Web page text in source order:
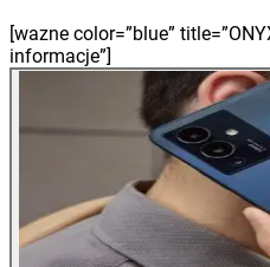
[wazne color=”blue”
informacje”]